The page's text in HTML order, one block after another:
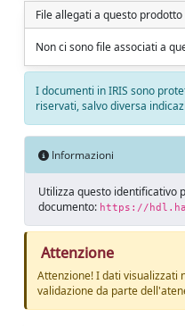
File allegati a questo prodotto
Non ci sono file associati a
I documenti in IRIS sono
riservati, salvo diversa
Informazioni
Utilizza questo identificativo
documento: https://
Attenzione
Attenzione! I dati visualizzati
validazione da parte